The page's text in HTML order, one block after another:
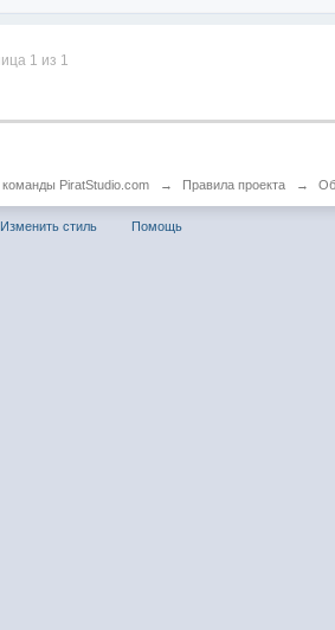
1 из 1
PiratStudio.com → Правила проекта →
Изменить стиль Помощь